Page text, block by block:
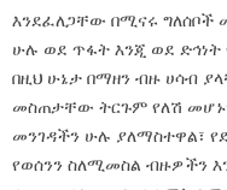
እንደፈለጋቸው በሚናሩ ግለሰቦች
ሁሉ ወደ ጥፋት እንጂ ወደ ድኅነት
በዚህ ሁኔታ በማዘን ብዙ ሀሳብ
መስጠታቸው ትርጉም የለሽ
መንገዳችን ሁሉ ያለማስተዋል፣
የወሰንን ስለሚመስል ብዙዎችን